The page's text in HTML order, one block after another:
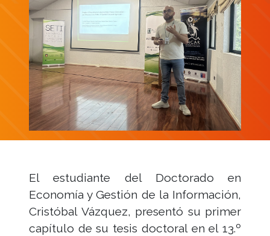
El estudiante del Doctorado en
Economía y Gestión de la Información,
Cristóbal Vázquez, presentó su primer
capítulo de su tesis doctoral en el 13.º